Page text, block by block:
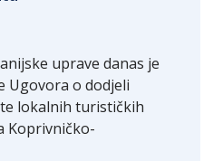
uprave danas je
Ugovora o dodjeli
lokalnih turističkih
Koprivničko-